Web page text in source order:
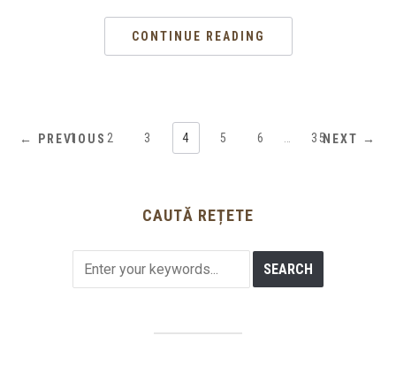
CONTINUE READING
← PREVIOUS
1 2 3 4 5 6 35NEXT →
CAUTĂ REȚETE